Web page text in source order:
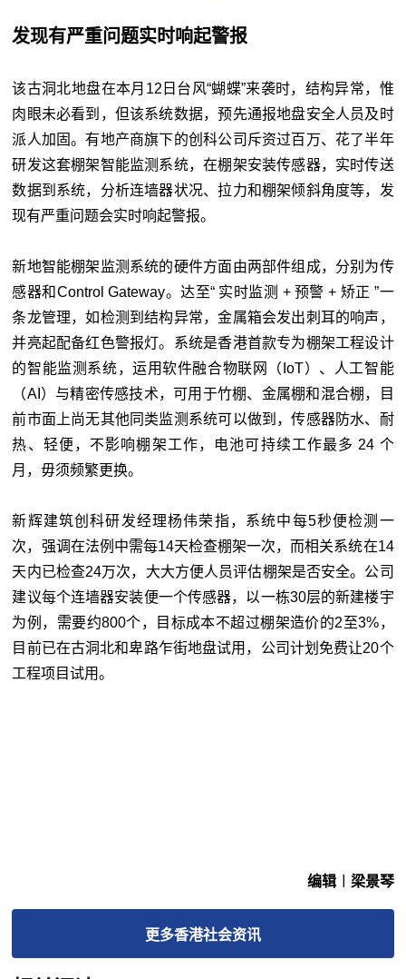
发现有严重问题实时响起警报
该古洞北地盘在本月12日台风“蝴蝶”来袭时，结构异常，惟
肉眼未必看到，但该系统数据，预先通报地盘安全人员及时
派人加固。有地产商旗下的创科公司斥资过百万、花了半年
研发这套棚架智能监测系统，在棚架安装传感器，实时传送
数据到系统，分析连墙器状况、拉力和棚架倾斜角度等，发
现有严重问题会实时响起警报。
新地智能棚架监测系统的硬件方面由两部件组成，分别为传
感器和Control Gateway。达至“ 实时监测 + 预警 + 矫正 ”一
条龙管理，如检测到结构异常，金属箱会发出刺耳的响声，
并亮起配备红色警报灯。系统是香港首款专为棚架工程设计
的智能监测系统，运用软件融合物联网（IoT）、人工智能
（AI）与精密传感技术，可用于竹棚、金属棚和混合棚，目
前市面上尚无其他同类监测系统可以做到，传感器防水、耐
热、轻便，不影响棚架工作，电池可持续工作最多 24 个
月，毋须频繁更换。
新辉建筑创科研发经理杨伟荣指，系统中每5秒便检测一
次，强调在法例中需每14天检查棚架一次，而相关系统在14
天内已检查24万次，大大方便人员评估棚架是否安全。公司
建议每个连墙器安装便一个传感器，以一栋30层的新建楼宇
为例，需要约800个，目标成本不超过棚架造价的2至3%，
目前已在古洞北和卑路乍街地盘试用，公司计划免费让20个
工程项目试用。
编辑︱梁景琴
更多香港社会资讯